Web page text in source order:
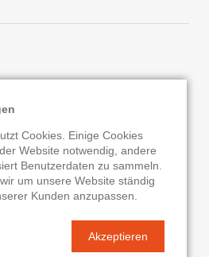
4 a
Cookies. Einige Cookies
Website notwendig, andere
Benutzerdaten zu sammeln.
um unsere Website ständig
Kunden anzupassen.
Akzeptieren